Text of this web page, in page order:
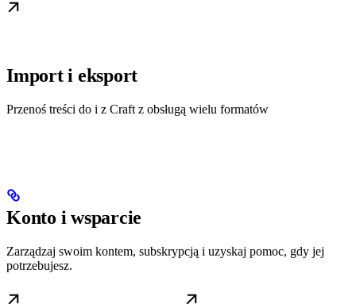
Import i eksport
Przenoś treści do i z Craft z obsługą wielu formatów
Konto i wsparcie
Zarządzaj swoim kontem, subskrypcją i uzyskaj pomoc, gdy jej
potrzebujesz.